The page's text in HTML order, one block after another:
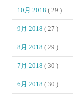
10月 2018( 29 )
9月 2018( 27 )
8月 2018( 29 )
7月 2018( 30 )
6月 2018( 30 )